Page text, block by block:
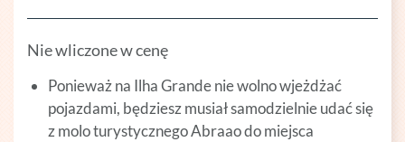
Nie wliczone w cenę
Ponieważ na Ilha Grande nie wolno wjeżdżać
pojazdami, będziesz musiał samodzielnie udać się
z molo turystycznego Abraao do miejsca